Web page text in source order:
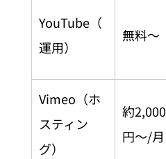
YouTube（
運用）
無料〜
Vimeo（ホ
スティン
グ）
約2,000
円〜/月